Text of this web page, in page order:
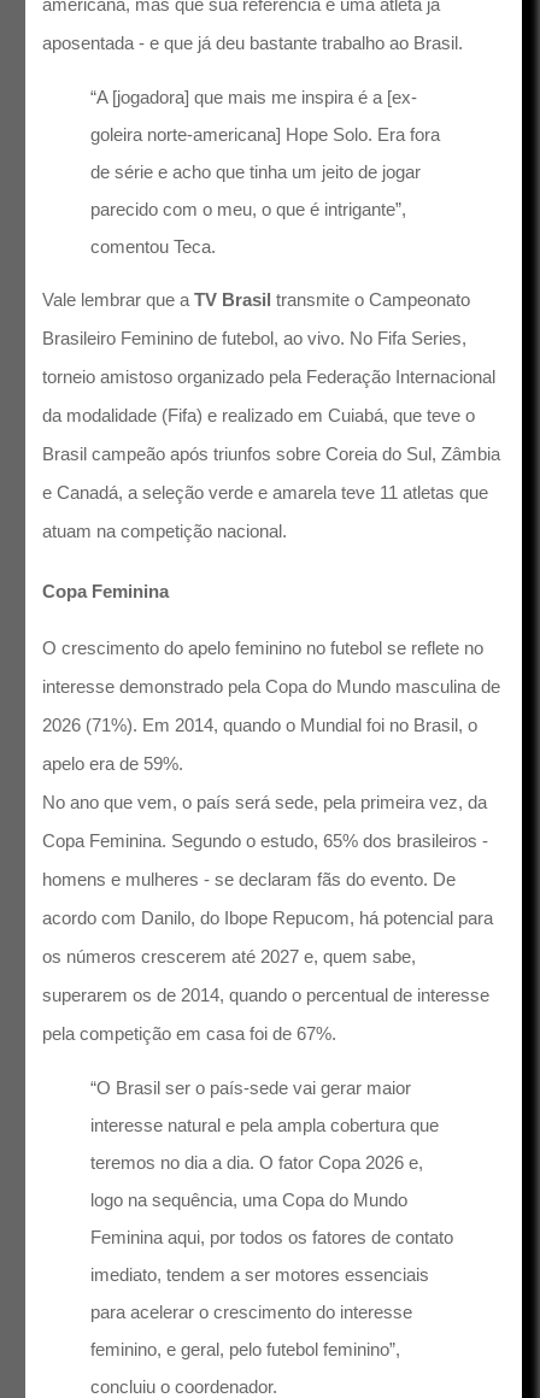
americana, mas que sua referência é uma atleta já
aposentada - e que já deu bastante trabalho ao Brasil.
“A [jogadora] que mais me inspira é a [ex-
goleira norte-americana] Hope Solo. Era fora
de série e acho que tinha um jeito de jogar
parecido com o meu, o que é intrigante”,
comentou Teca.
Vale lembrar que aTV Brasil transmite o Campeonato
Brasileiro Feminino de futebol, ao vivo. No Fifa Series,
torneio amistoso organizado pela Federação Internacional
da modalidade (Fifa) e realizado em Cuiabá, que teve o
Brasil campeão após triunfos sobre Coreia do Sul, Zâmbia
e Canadá, a seleção verde e amarela teve 11 atletas que
atuam na competição nacional.
Copa Feminina
O crescimento do apelo feminino no futebol se reflete no
interesse demonstrado pela Copa do Mundo masculina de
2026 (71%). Em 2014, quando o Mundial foi no Brasil, o
apelo era de 59%.
No ano que vem, o país será sede, pela primeira vez, da
Copa Feminina. Segundo o estudo, 65% dos brasileiros -
homens e mulheres - se declaram fãs do evento. De
acordo com Danilo, do Ibope Repucom, há potencial para
os números crescerem até 2027 e, quem sabe,
superarem os de 2014, quando o percentual de interesse
pela competição em casa foi de 67%.
“O Brasil ser o país-sede vai gerar maior
interesse natural e pela ampla cobertura que
teremos no dia a dia. O fator Copa 2026 e,
logo na sequência, uma Copa do Mundo
Feminina aqui, por todos os fatores de contato
imediato, tendem a ser motores essenciais
para acelerar o crescimento do interesse
feminino, e geral, pelo futebol feminino”,
concluiu o coordenador.